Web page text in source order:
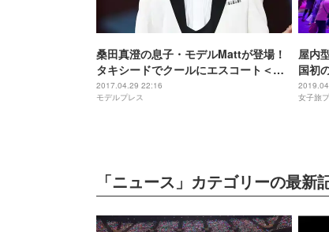
桑田真澄の息子・モデルMattが登場！
タキシードでクールにエスコート＜札
幌コレクション2017＞
2017.04.29 22:16
モデルプレス
屋内
国初
ティ
女子旅
「ニュース」カテゴリーの最新